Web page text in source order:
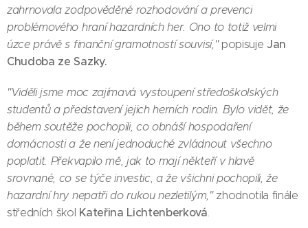
zahrnovala zodpověděné rozhodování a prevenci
problémového hraní hazardních her. Ono to totiž velmi
úzce právě s finanční gramotností souvisí,"popisujeJan
Chudoba ze Sazky.
"Viděli jsme moc zajímavá vystoupení středoškolských
studentů a představení jejich herních rodin. Bylo vidět, že
během soutěže pochopili, co obnáší hospodaření
domácnosti a že není jednoduché zvládnout všechno
poplatit. Překvapilo mě, jak to mají někteří v hlavě
srovnané, co se týče investic, a že všichni pochopili, že
hazardní hry nepatři do rukou nezletilým," zhodnotila finále
středních škol Kateřina Lichtenberková.